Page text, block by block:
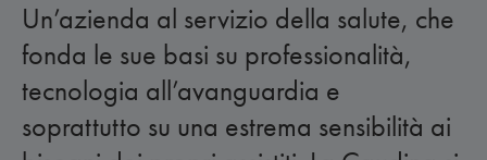
Un’azienda al servizio della salute, che
fonda le sue basi su professionalità,
tecnologia all’avanguardia e
soprattutto su una estrema sensibilità ai